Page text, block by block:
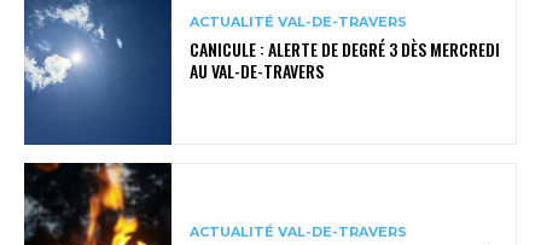
ACTUALITÉ VAL-DE-TRAVERS
CANICULE : ALERTE DE DEGRÉ 3 DÈS MERCREDI
AU VAL-DE-TRAVERS
ACTUALITÉ VAL-DE-TRAVERS